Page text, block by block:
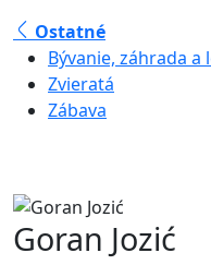
Ostatné
Bývanie, záhrada a
Zvieratá
Zábava
Goran Jozić